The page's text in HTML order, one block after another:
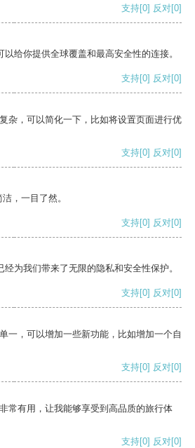
支持[0] 反对[0]
给你提供全球覆盖和最高安全性的连接。
支持[0] 反对[0]
杂，可以简化一下，比如将设置页面进行优
支持[0] 反对[0]
，一目了然。
支持[0] 反对[0]
为我们带来了无限的隐私和安全性保护。
支持[0] 反对[0]
一，可以增加一些新功能，比如增加一个自
支持[0] 反对[0]
常有用，让我能够享受到高品质的旅行体
支持[0] 反对[0]